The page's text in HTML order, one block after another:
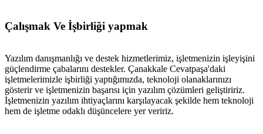
Çalışmak Ve İşbirliği yapmak
Yazılım danışmanlığı ve destek hizmetlerimiz, işletmenizin işleyişini
güçlendirme çabalarını destekler. Çanakkale Cevatpaşa'daki
işletmelerimizle işbirliği yaptığımızda, teknoloji olanaklarınızı
gösterir ve işletmenizin başarısı için yazılım çözümleri geliştiririz.
İşletmenizin yazılım ihtiyaçlarını karşılayacak şekilde hem teknoloji
hem de işletme odaklı düşüncelere yer veririz.